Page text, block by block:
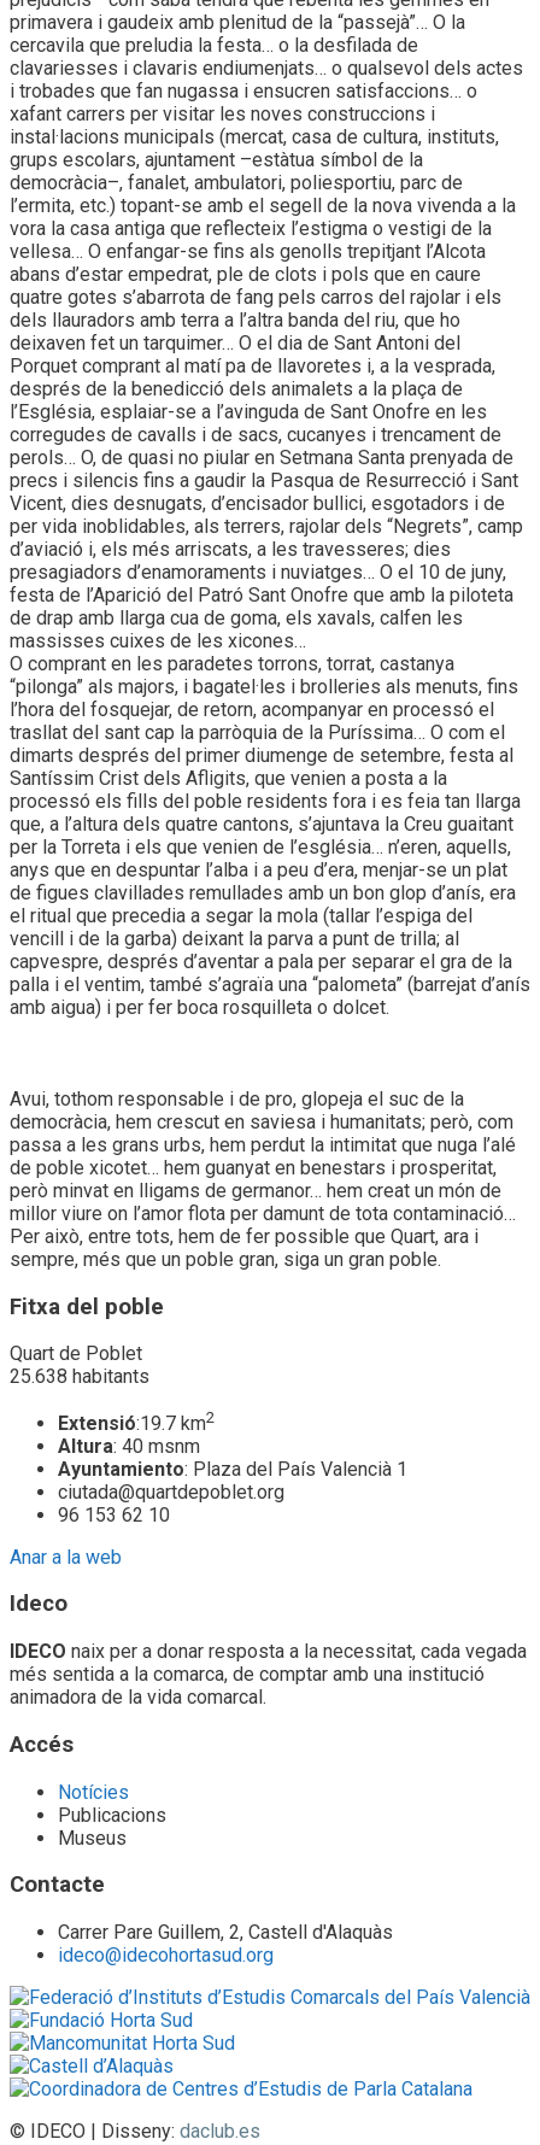
primavera i gaudeix amb plenitud de la “passejà”… O la
cercavila que preludia la festa… o la desfilada de
clavariesses i clavaris endiumenjats… o qualsevol dels actes
i trobades que fan nugassa i ensucren satisfaccions… o
xafant carrers per visitar les noves construccions i
instal·lacions municipals (mercat, casa de cultura, instituts,
grups escolars, ajuntament –estàtua símbol de la
democràcia–, fanalet, ambulatori, poliesportiu, parc de
l’ermita, etc.) topant-se amb el segell de la nova vivenda a la
vora la casa antiga que reflecteix l’estigma o vestigi de la
vellesa… O enfangar-se fins als genolls trepitjant l’Alcota
abans d’estar empedrat, ple de clots i pols que en caure
quatre gotes s’abarrota de fang pels carros del rajolar i els
dels llauradors amb terra a l’altra banda del riu, que ho
deixaven fet un tarquimer… O el dia de Sant Antoni del
Porquet comprant al matí pa de llavoretes i, a la vesprada,
després de la benedicció dels animalets a la plaça de
l’Església, esplaiar-se a l’avinguda de Sant Onofre en les
corregudes de cavalls i de sacs, cucanyes i trencament de
perols… O, de quasi no piular en Setmana Santa prenyada de
precs i silencis fins a gaudir la Pasqua de Resurrecció i Sant
Vicent, dies desnugats, d’encisador bullici, esgotadors i de
per vida inoblidables, als terrers, rajolar dels “Negrets”, camp
d’aviació i, els més arriscats, a les travesseres; dies
presagiadors d’enamoraments i nuviatges… O el 10 de juny,
festa de l’Aparició del Patró Sant Onofre que amb la piloteta
de drap amb llarga cua de goma, els xavals, calfen les
massisses cuixes de les xicones…
O comprant en les paradetes torrons, torrat, castanya
“pilonga” als majors, i bagatel·les i brolleries als menuts, fins
l’hora del fosquejar, de retorn, acompanyar en processó el
trasllat del sant cap la parròquia de la Puríssima… O com el
dimarts després del primer diumenge de setembre, festa al
Santíssim Crist dels Afligits, que venien a posta a la
processó els fills del poble residents fora i es feia tan llarga
que, a l’altura dels quatre cantons, s’ajuntava la Creu guaitant
per la Torreta i els que venien de l’església… n’eren, aquells,
anys que en despuntar l’alba i a peu d’era, menjar-se un plat
de figues clavillades remullades amb un bon glop d’anís, era
el ritual que precedia a segar la mola (tallar l’espiga del
vencill i de la garba) deixant la parva a punt de trilla; al
capvespre, després d’aventar a pala per separar el gra de la
palla i el ventim, també s’agraïa una “palometa” (barrejat d’anís
amb aigua) i per fer boca rosquilleta o dolcet.
Avui, tothom responsable i de pro, glopeja el suc de la
democràcia, hem crescut en saviesa i humanitats; però, com
passa a les grans urbs, hem perdut la intimitat que nuga l’alé
de poble xicotet… hem guanyat en benestars i prosperitat,
però minvat en lligams de germanor… hem creat un món de
millor viure on l’amor flota per damunt de tota contaminació…
Per això, entre tots, hem de fer possible que Quart, ara i
sempre, més que un poble gran, siga un gran poble.
Fitxa del poble
Quart de Poblet
25.638 habitants
Extensió:19.7 km2
Altura: 40 msnm
Ayuntamiento: Plaza del País Valencià 1
ciutada@quartdepoblet.org
96 153 62 10
Anar a la web
Ideco
IDECO naix per a donar resposta a la necessitat, cada vegada
més sentida a la comarca, de comptar amb una institució
animadora de la vida comarcal.
Accés
Notícies
Publicacions
Museus
Contacte
Carrer Pare Guillem, 2, Castell d'Alaquàs
ideco@idecohortasud.org
© IDECO | Disseny: daclub.es